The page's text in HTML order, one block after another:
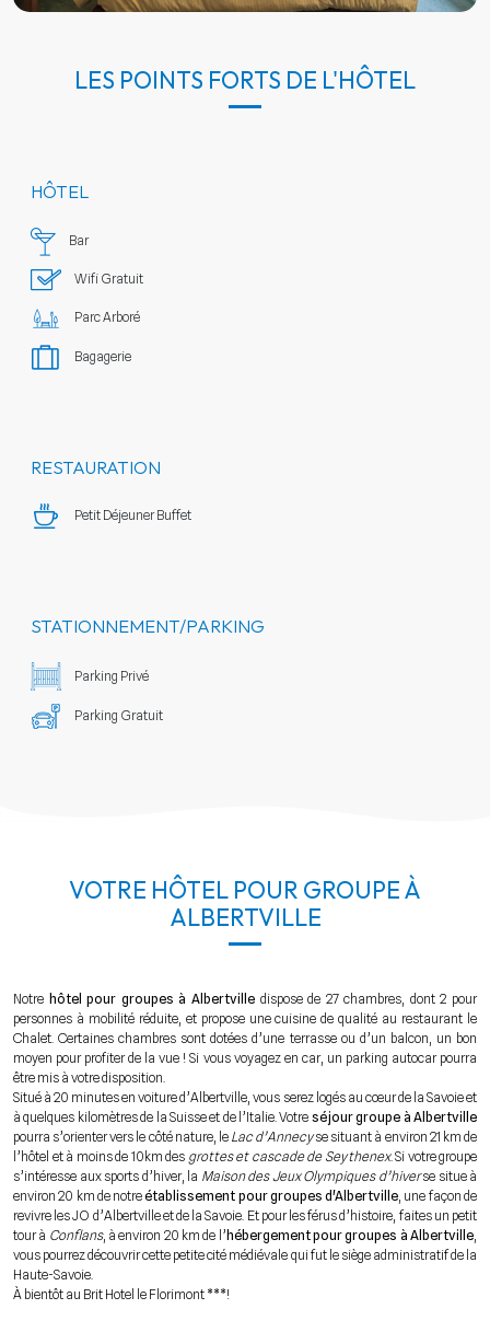
LES POINTS FORTS DE L'HÔTEL
HÔTEL
Bar
Wifi Gratuit
Parc Arboré
Bagagerie
RESTAURATION
Petit Déjeuner Buffet
STATIONNEMENT/PARKING
Parking Privé
Parking Gratuit
VOTRE HÔTEL POUR GROUPE À
ALBERTVILLE
Notre hôtel pour groupes à Albertvilledispose de 27 chambres, dont 2 pour
personnes à mobilité réduite, et propose une cuisine de qualité au restaurant le
Chalet. Certaines chambres sont dotées d’une terrasse ou d’un balcon, un bon
moyen pour profiter de la vue ! Si vous voyagez en car, un parking autocar pourra
être mis à votre disposition.
Situé à 20 minutes en voiture d’Albertville, vous serez logés au cœur de la Savoie et
à quelques kilomètres de la Suisse et de l’Italie. Votre séjour groupe à Albertville
pourra s’orienter vers le côté nature, le Lac d’Annecyse situant à environ 21 km de
l’hôtel et à moins de 10km des grottes et cascade de Seythenex. Si votre groupe
s’intéresse aux sports d’hiver, la Maison des Jeux Olympiques d’hiverse situe à
environ 20 km de notreétablissement pour groupes d'Albertville , une façon de
revivre les JO d’Albertville et de la Savoie. Et pour les férus d’histoire, faites un petit
tour à Conflans, à environ 20 km de l’ hébergement pour groupes à Albertville
vous pourrez découvrir cette petite cité médiévale qui fut le siège administratif de la
Haute-Savoie.
À bientôt au Brit Hotel le Florimont ***!